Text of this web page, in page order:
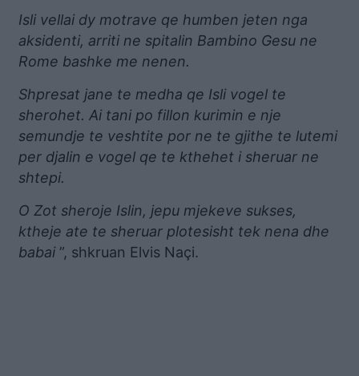
Isli vellai dy motrave qe humben jeten nga
aksidenti, arriti ne spitalin Bambino Gesu ne
Rome bashke me nenen.
Shpresat jane te medha qe Isli vogel te
sherohet. Ai tani po fillon kurimin e nje
semundje te veshtite por ne te gjithe te lutemi
per djalin e vogel qe te kthehet i sheruar ne
shtepi.
O Zot sheroje Islin, jepu mjekeve sukses,
ktheje ate te sheruar plotesisht tek nena dhe
babai”, shkruan Elvis Naçi.